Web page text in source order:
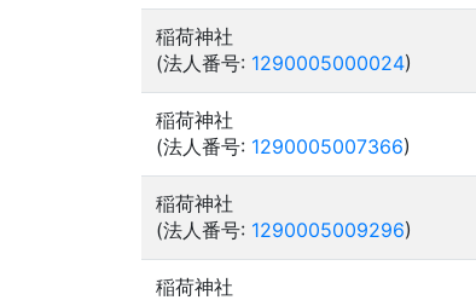
稲荷神社
(法人番号: 1290005000024)
稲荷神社
(法人番号: 1290005007366)
稲荷神社
(法人番号: 1290005009296)
稲荷神社